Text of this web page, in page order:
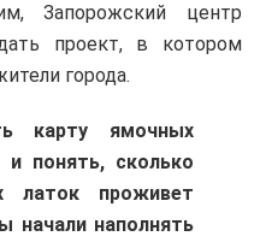
Запорожский центр
проект, в котором
города.
карту ямочных
и понять, сколько
латок проживет
начали наполнять